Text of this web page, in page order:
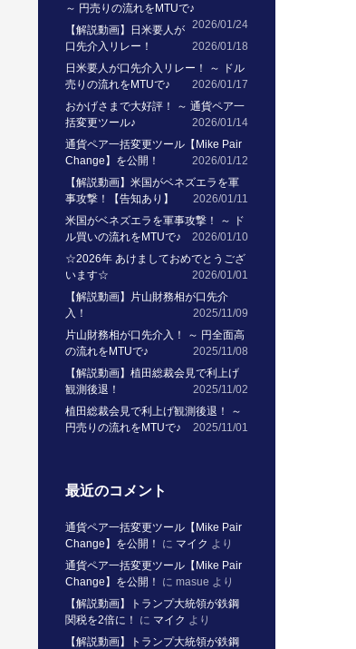
～ 円売りの流れをMTUで♪
2026/01/24
【解説動画】日米要人が
口先介入リレー！
2026/01/18
日米要人が口先介入リレー！ ～ ドル
売りの流れをMTUで♪
2026/01/17
おかげさまで大好評！ ～ 通貨ペア一
括変更ツール♪
2026/01/14
通貨ペア一括変更ツール【Mike Pair
Change】を公開！
2026/01/12
【解説動画】米国がベネズエラを軍
事攻撃！【告知あり】
2026/01/11
米国がベネズエラを軍事攻撃！ ～ ド
ル買いの流れをMTUで♪
2026/01/10
☆2026年 あけましておめでとうござ
います☆
2026/01/01
【解説動画】片山財務相が口先介
入！
2025/11/09
片山財務相が口先介入！ ～ 円全面高
の流れをMTUで♪
2025/11/08
【解説動画】植田総裁会見で利上げ
観測後退！
2025/11/02
植田総裁会見で利上げ観測後退！ ～
円売りの流れをMTUで♪
2025/11/01
最近のコメント
通貨ペア一括変更ツール【Mike Pair
Change】を公開！
に マイク より
通貨ペア一括変更ツール【Mike Pair
Change】を公開！
に masue より
【解説動画】トランプ大統領が鉄鋼
関税を2倍に！
に マイク より
【解説動画】トランプ大統領が鉄鋼